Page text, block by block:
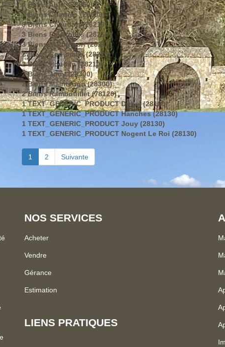
4 Biens Ablis (78660)
3 Biens Chartres (28000)
3 Biens Chaudon (28210)
3 Biens Faverolles (28210)
3 Biens Maintenon (28210)
2 Biens Coulombs (28210)
2 Biens Houdan (28210)
2 Biens Jouy (28300)
2 Biens Maintenon (28300)
2 Biens Rambouillet (78120)
1 TEXT_GENERIC_PRODUCT Dreux (28100)
1 TEXT_GENERIC_PRODUCT Hanches (28130)
1 TEXT_GENERIC_PRODUCT Jouy (28130)
1 TEXT_GENERIC_PRODUCT Nogent Le Roi (28130)
1 2 Suivante
NOS SERVICES
Acheter
Vendre
Gérance
Estimation
LIENS PRATIQUES